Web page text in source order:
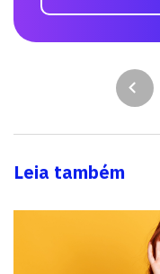
Leia também